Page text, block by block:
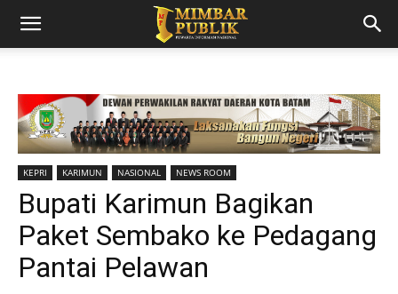
KEPRI KARIMUN NASIONAL NEWS ROOM
Bupati Karimun Bagikan
Paket Sembako ke Pedagang
Pantai Pelawan